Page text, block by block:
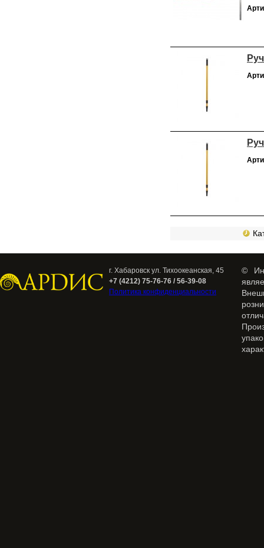
г. Хабаровск ул. Тихоокеанская, 45
+7 (4212) 75-76-76 / 56-39-08
Политика конфиденциальности
©